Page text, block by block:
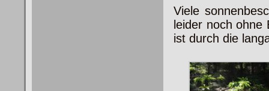
Viele
leider noch
ist durch die